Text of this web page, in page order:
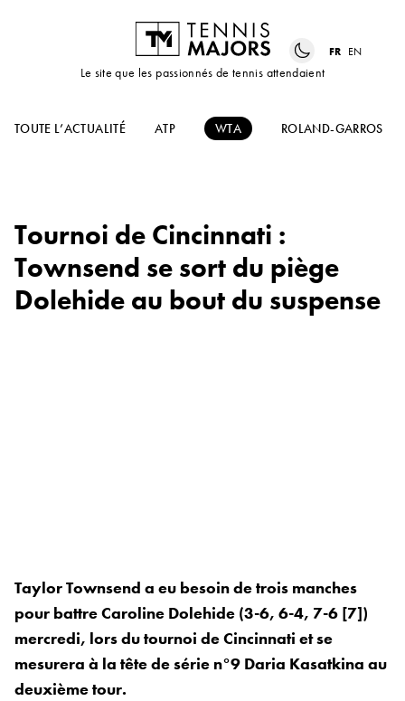
Le site que les passionnés de tennis attendaient
FR EN
TOUTE L’ACTUALITÉ ATP WTA ROLAND-GARROS
Tournoi de Cincinnati :
Townsend se sort du piège
Dolehide au bout du suspense
Taylor Townsend a eu besoin de trois manches
pour battre Caroline Dolehide (3-6, 6-4, 7-6 [7])
mercredi, lors du tournoi de Cincinnati et se
mesurera à la tête de série n°9 Daria Kasatkina au
deuxième tour.